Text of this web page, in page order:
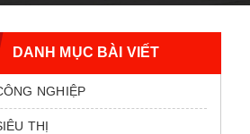
DANH MỤC BÀI VIẾT
NGHIỆP
THỊ